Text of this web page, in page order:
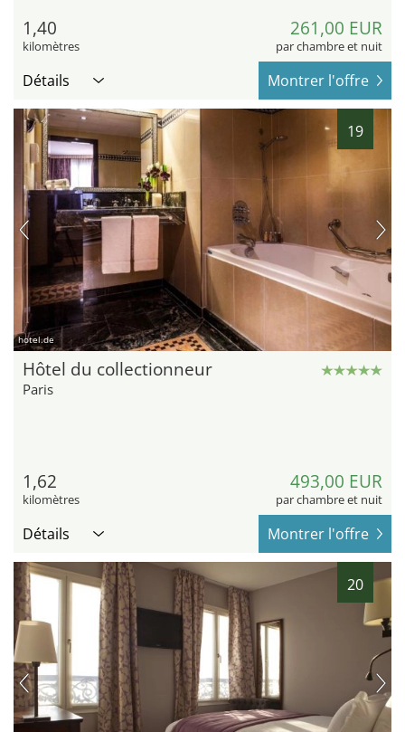
1,40
kilomètres
261,00 EUR
par chambre et nuit
Détails Montrer l'offre
19
hotel.de
Hôtel du collectionneur
Paris
1,62
kilomètres
493,00 EUR
par chambre et nuit
Détails Montrer l'offre
20